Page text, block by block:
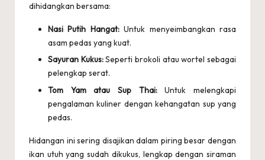
dihidangkan bersama:
Nasi Putih Hangat:Untuk menyeimbangkan rasa
asam pedas yang kuat.
Sayuran Kukus:Seperti brokoli atau wortel sebagai
pelengkap serat.
Tom Yam atau Sup Thai:Untuk melengkapi
pengalaman kuliner dengan kehangatan sup yang
pedas.
Hidangan ini sering disajikan dalam piring besar dengan
ikan utuh yang sudah dikukus, lengkap dengan siraman